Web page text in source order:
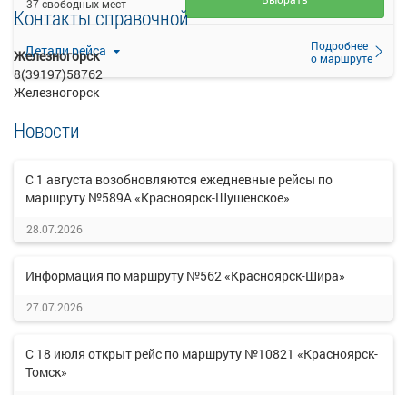
Детали рейса
Подробнее
о маршруте
37 свободных мест
Контакты справочной
Железногорск
8(39197)58762
Железногорск
Новости
С 1 августа возобновляются ежедневные рейсы по
маршруту №589А «Красноярск-Шушенское»
28.07.2026
Информация по маршруту №562 «Красноярск-Шира»
27.07.2026
С 18 июля открыт рейс по маршруту №10821 «Красноярск-
Томск»